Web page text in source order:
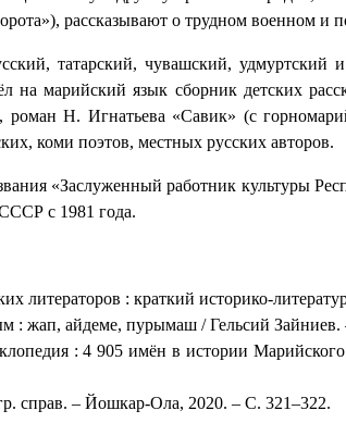
рассказывают о трудном военном и
татарский, чувашский, удмуртский
на марийский язык сборник детских
Н. Игнатьева «Савик» (с
коми поэтов, местных русских авторов.
«Заслуженный работник культуры
с 1981 года.
литераторов : краткий историко-
: жап, айдеме, пурымаш / Гельсий
: 4 905 имён в истории
справ. – Йошкар-Ола, 2020. – С. 321–322.